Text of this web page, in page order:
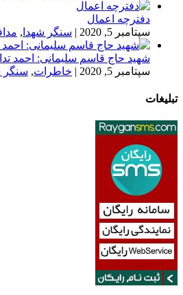
دفترچه اعمال
سپتامبر 5, 2020
| سنگر شهدا ,
شهید حاج قاسم سلیمانی: احمد
سپتامبر 5, 2020
| خاطرات, سنگر
تبلیغات